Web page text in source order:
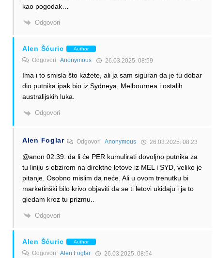
kao pogodak…
Odgovori
Alen Šćuric Author
Odgovori Anonymous 26.03.2025. 08:59
Ima i to smisla što kažete, ali ja sam siguran da je tu dobar
dio putnika ipak bio iz Sydneya, Melbournea i ostalih
australijskih luka.
Odgovori
Alen Foglar Odgovori Anonymous 26.03.2025. 08:23
@anon 02.39: da li će PER kumulirati dovoljno putnika za
tu liniju s obzirom na direktne letove iz MEL i SYD, veliko je
pitanje. Osobno mislim da neće. Ali u ovom trenutku bi
marketinški bilo krivo objaviti da se ti letovi ukidaju i ja to
gledam kroz tu prizmu..
Odgovori
Alen Šćuric Author
Odgovori Alen Foglar 26.03.2025. 08:54